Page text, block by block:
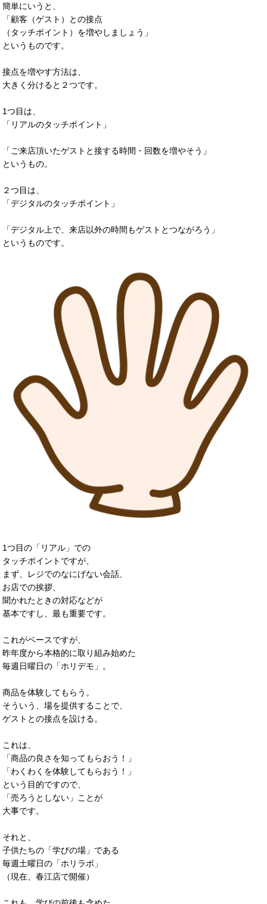
簡単にいうと、
「顧客（ゲスト）との接点
（タッチポイント）を増やしましょう」
というものです。
接点を増やす方法は、
大きく分けると２つです。
1つ目は、
「リアルのタッチポイント」
「ご来店頂いたゲストと接する時間・回数を増やそう」
というもの。
２つ目は、
「デジタルのタッチポイント」
「デジタル上で、来店以外の時間もゲストとつながろう」
というものです。
1つ目の「リアル」での
タッチポイントですが、
まず、レジでのなにげない会話、
お店での挨拶、
聞かれたときの対応などが
基本ですし、最も重要です。
これがベースですが、
昨年度から本格的に取り組み始めた
毎週日曜日の「ホリデモ」。
商品を体験してもらう。
そういう、場を提供することで、
ゲストとの接点を設ける。
これは、
「商品の良さを知ってもらおう！」
「わくわくを体験してもらおう！」
という目的ですので、
「売ろうとしない」ことが
大事です。
それと、
子供たちの「学びの場」である
毎週土曜日の「ホリラボ」
（現在、春江店で開催）